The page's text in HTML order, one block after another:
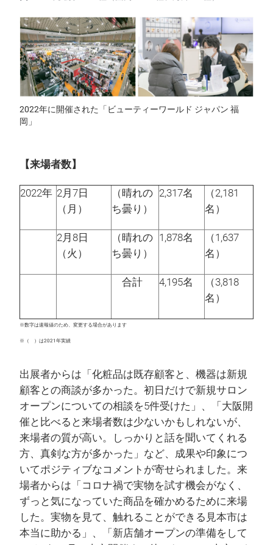
2022年に開催された「ビューティーワールド ジャパン 福
岡」
【来場者数】
2022年 2月7日
（月）
（晴れの
ち曇り）
2,317名
（2,181
名）
2月8日
（火）
（晴れの
ち曇り）
1,878名
（1,637
名）
合計 4,195名
（3,818
名）
※数字は速報値のため、変更する場合があります
※（ ）は2021年実績
出展者からは「化粧品は既存顧客と、機器は新規
顧客との商談が多かった。初日だけで新規サロン
オープンについての相談を5件受けた」、「大阪開
催と比べると来場者数は少ないかもしれないが、
来場者の質が高い。しっかりと話を聞いてくれる
方、真剣な方が多かった」など、成果や印象につ
いてポジティブなコメントが寄せられました。来
場者からは「コロナ禍で実物を試す機会がなく、
ずっと気になっていた商品を確かめるために来場
した。実物を見て、触れることができる見本市は
本当に助かる」、「新店舗オープンの準備をして